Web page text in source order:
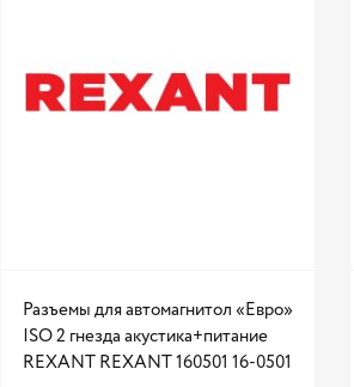
Разъемы для автомагнитол «Евро»
ISO 2 гнезда акустика+питание
REXANT REXANT 160501 16-0501